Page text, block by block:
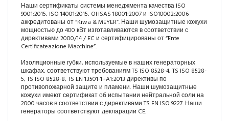
Наши сертификаты системы менеджмента качества ISO
9001:2015, ISO 14001:2015, OHSAS 18001:2007 и ISO10002:2006
аккредитованы от “Kiwa & MEYER”. Наши шумозащитные кожухи
мощностью до 400 кВт изготавливаются в соответствии с
директивами 2000/14 / EC и сертифицированы от “Ente
Certificateazione Macchine”.
Изоляционные губки, используемые в наших генераторных
шкафах, соответствуют требованиям TS ISO 8528-4, TS ISO 8528-
5, TS ISO 8528-8, TS EN 13501-1+A1:2013 директивы по
противопожарной защите и пламени. Наши шумозащитные
кожухи имеют сертификат об испытании нейтральной соли на
2000 часов в соответствии с директивами TS EN ISO 9227. Наши
генераторы соответствуют декларации CE.